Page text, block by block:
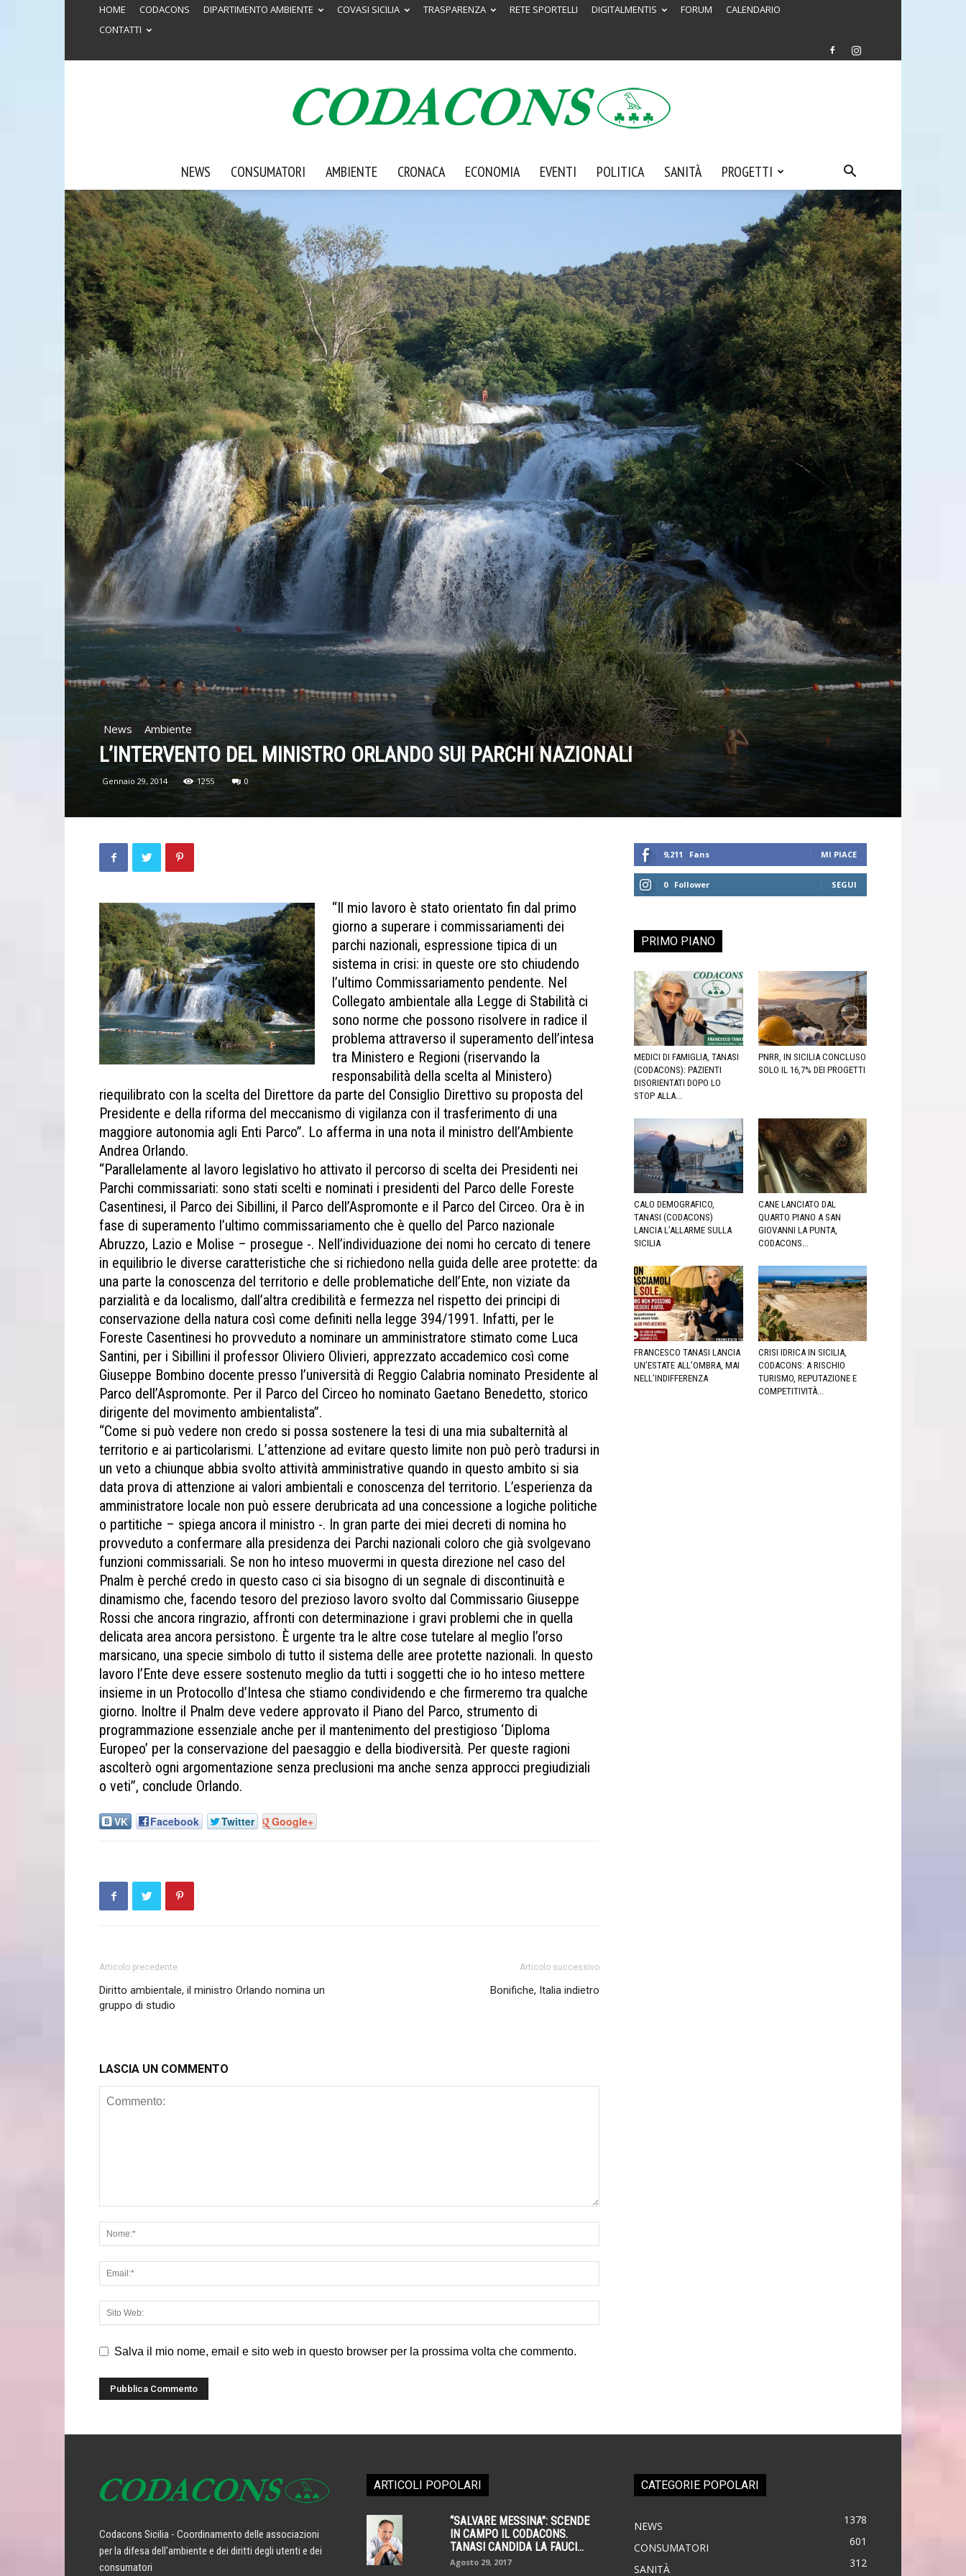
HOME CODACONS DIPARTIMENTO AMBIENTE COVASI SICILIA TRASPARENZA RETE SPORTELLI DIGITALMENTIS FORUM
CALENDARIO
CONTATTI
Codacons
Sicilia
NEWS CONSUMATORI AMBIENTE CRONACA ECONOMIA EVENTI POLITICA SANITÀ PROGETTI
News Ambiente
L’INTERVENTO DEL MINISTRO ORLANDO SUI PARCHI NAZIONALI
Gennaio 29, 2014 1255 0
“Il mio lavoro è stato orientato fin dal primo
giorno a superare i commissariamenti dei
parchi nazionali, espressione tipica di un
sistema in crisi: in queste ore sto chiudendo
l’ultimo Commissariamento pendente. Nel
Collegato ambientale alla Legge di Stabilità ci
sono norme che possono risolvere in radice il
problema attraverso il superamento dell’intesa
tra Ministero e Regioni (riservando la
responsabilità della scelta al Ministero)
riequilibrato con la scelta del Direttore da parte del Consiglio Direttivo su proposta del
Presidente e della riforma del meccanismo di vigilanza con il trasferimento di una
maggiore autonomia agli Enti Parco”. Lo afferma in una nota il ministro dell’Ambiente
Andrea Orlando.
“Parallelamente al lavoro legislativo ho attivato il percorso di scelta dei Presidenti nei
Parchi commissariati: sono stati scelti e nominati i presidenti del Parco delle Foreste
Casentinesi, il Parco dei Sibillini, il Parco dell’Aspromonte e il Parco del Circeo. Ora è in
fase di superamento l’ultimo commissariamento che è quello del Parco nazionale
Abruzzo, Lazio e Molise – prosegue -. Nell’individuazione dei nomi ho cercato di tenere
in equilibrio le diverse caratteristiche che si richiedono nella guida delle aree protette: da
una parte la conoscenza del territorio e delle problematiche dell’Ente, non viziate da
parzialità e da localismo, dall’altra credibilità e fermezza nel rispetto dei principi di
conservazione della natura così come definiti nella legge 394/1991. Infatti, per le
Foreste Casentinesi ho provveduto a nominare un amministratore stimato come Luca
Santini, per i Sibillini il professor Oliviero Olivieri, apprezzato accademico così come
Giuseppe Bombino docente presso l’università di Reggio Calabria nominato Presidente al
Parco dell’Aspromonte. Per il Parco del Circeo ho nominato Gaetano Benedetto, storico
dirigente del movimento ambientalista”.
“Come si può vedere non credo si possa sostenere la tesi di una mia subalternità al
territorio e ai particolarismi. L’attenzione ad evitare questo limite non può però tradursi in
un veto a chiunque abbia svolto attività amministrative quando in questo ambito si sia
data prova di attenzione ai valori ambientali e conoscenza del territorio. L’esperienza da
amministratore locale non può essere derubricata ad una concessione a logiche politiche
o partitiche – spiega ancora il ministro -. In gran parte dei miei decreti di nomina ho
provveduto a confermare alla presidenza dei Parchi nazionali coloro che già svolgevano
funzioni commissariali. Se non ho inteso muovermi in questa direzione nel caso del
Pnalm è perché credo in questo caso ci sia bisogno di un segnale di discontinuità e
dinamismo che, facendo tesoro del prezioso lavoro svolto dal Commissario Giuseppe
Rossi che ancora ringrazio, affronti con determinazione i gravi problemi che in quella
delicata area ancora persistono. È urgente tra le altre cose tutelare al meglio l’orso
marsicano, una specie simbolo di tutto il sistema delle aree protette nazionali. In questo
lavoro l’Ente deve essere sostenuto meglio da tutti i soggetti che io ho inteso mettere
insieme in un Protocollo d’Intesa che stiamo condividendo e che firmeremo tra qualche
giorno. Inoltre il Pnalm deve vedere approvato il Piano del Parco, strumento di
programmazione essenziale anche per il mantenimento del prestigioso ‘Diploma
Europeo’ per la conservazione del paesaggio e della biodiversità. Per queste ragioni
ascolterò ogni argomentazione senza preclusioni ma anche senza approcci pregiudiziali
o veti”, conclude Orlando.
VK Facebook Twitter Google+
Articolo precedente
Diritto ambientale, il ministro Orlando nomina un
gruppo di studio
Articolo successivo
Bonifiche, Italia indietro
LASCIA UN COMMENTO
Salva il mio nome, email e sito web in questo browser per la prossima volta che commento.
9,211 Fans MI PIACE
0 Follower SEGUI
PRIMO PIANO
MEDICI DI FAMIGLIA, TANASI
(CODACONS): PAZIENTI
DISORIENTATI DOPO LO
STOP ALLA...
PNRR, IN SICILIA CONCLUSO
SOLO IL 16,7% DEI PROGETTI
CALO DEMOGRAFICO,
TANASI (CODACONS)
LANCIA L’ALLARME SULLA
SICILIA
CANE LANCIATO DAL
QUARTO PIANO A SAN
GIOVANNI LA PUNTA,
CODACONS...
FRANCESCO TANASI LANCIA
UN’ESTATE ALL’OMBRA, MAI
NELL’INDIFFERENZA
CRISI IDRICA IN SICILIA,
CODACONS: A RISCHIO
TURISMO, REPUTAZIONE E
COMPETITIVITÀ...
Codacons Sicilia - Coordinamento delle associazioni
per la difesa dell'ambiente e dei diritti degli utenti e dei
consumatori
ARTICOLI POPOLARI
“SALVARE MESSINA”: SCENDE
IN CAMPO IL CODACONS.
TANASI CANDIDA LA FAUCI...
Agosto 29, 2017
CATEGORIE POPOLARI
NEWS 1378
CONSUMATORI 601
SANITÀ 312